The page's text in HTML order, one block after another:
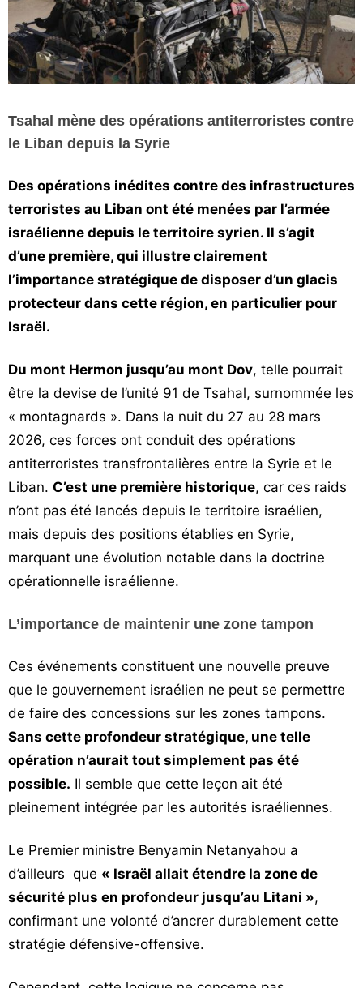
Vos
chroniques
Les
adresses
Tsahal mène des opérations antiterroristes contre
le Liban depuis la Syrie
Des opérations inédites contre des infrastructures
terroristes au Liban ont été menées par l’armée
israélienne depuis le territoire syrien. Il s’agit
d’une première, qui illustre clairement
l’importance stratégique de disposer d’un glacis
protecteur dans cette région, en particulier pour
Israël.
Du mont Hermon jusqu’au mont Dov, telle pourrait
être la devise de l’unité 91 de Tsahal, surnommée les
« montagnards ». Dans la nuit du 27 au 28 mars
2026, ces forces ont conduit des opérations
antiterroristes transfrontalières entre la Syrie et le
Liban. C’est une première historique, car ces raids
n’ont pas été lancés depuis le territoire israélien,
mais depuis des positions établies en Syrie,
marquant une évolution notable dans la doctrine
opérationnelle israélienne.
L’importance de maintenir une zone tampon
Ces événements constituent une nouvelle preuve
que le gouvernement israélien ne peut se permettre
de faire des concessions sur les zones tampons.
Sans cette profondeur stratégique, une telle
opération n’aurait tout simplement pas été
possible. Il semble que cette leçon ait été
pleinement intégrée par les autorités israéliennes.
Le Premier ministre Benyamin Netanyahou a
d’ailleurs que « Israël allait étendre la zone de
sécurité plus en profondeur jusqu’au Litani »,
confirmant une volonté d’ancrer durablement cette
stratégie défensive-offensive.